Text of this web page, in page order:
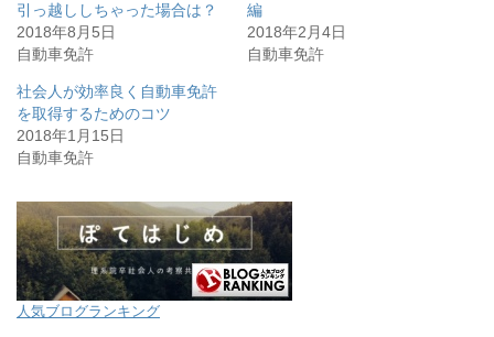
引っ越ししちゃった場合は？
2018年8月5日
自動車免許
編
2018年2月4日
自動車免許
社会人が効率良く自動車免許
を取得するためのコツ
2018年1月15日
自動車免許
人気ブログランキング